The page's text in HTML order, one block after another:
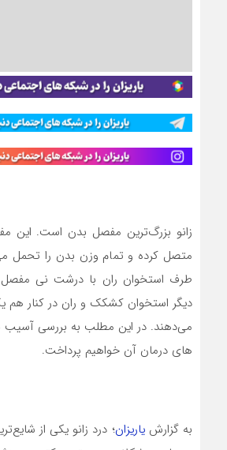
زانو بزرگ‌ترین مفصل بدن است. این
متصل کرده و تمام وزن بدن را تحمل
طرف استخوان ران با درشت نی
دیگر استخوان کشکک و ران در کنار
می‌دهند. در این مطلب به بررسی آسیب
های درمان آن خواهیم پرداخت.
به گزارشیاریزان؛ درد زانو یکی از